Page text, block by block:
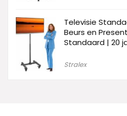
Televisie
Beurs en
Standaard | 20
Stralex